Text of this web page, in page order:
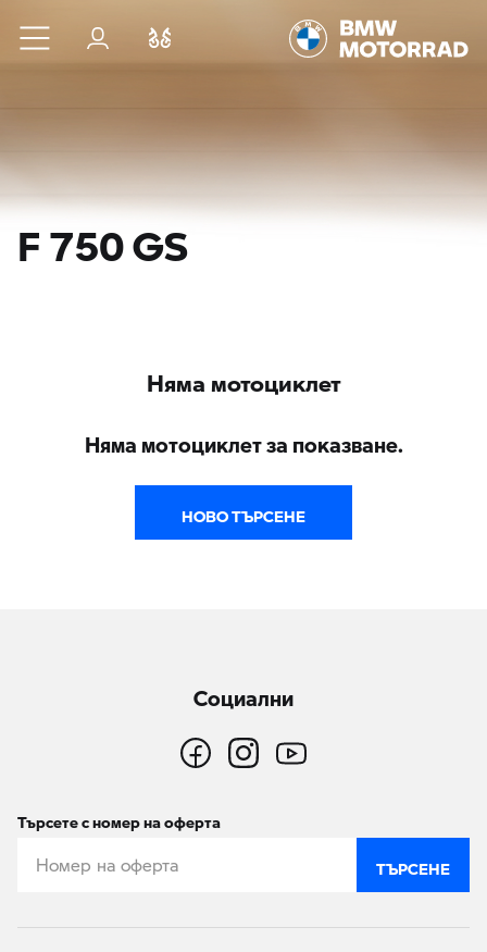
Към основното съдържание
Вход
F 750 GS
Няма мотоциклет
Няма мотоциклет за показване.
НОВО ТЪРСЕНЕ
Социални
Търсете с номер на оферта
ТЪРСЕНЕ